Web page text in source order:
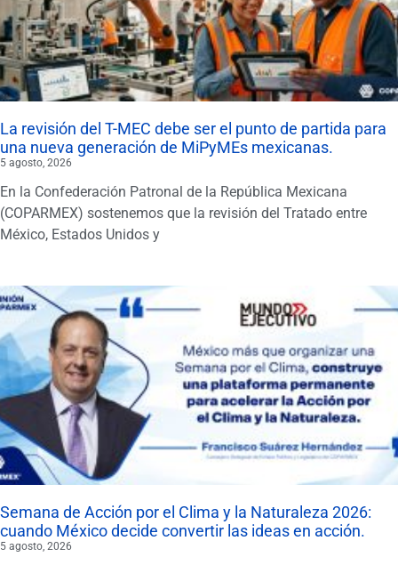
La revisión del T-MEC debe ser el punto de partida para
una nueva generación de MiPyMEs mexicanas.
5 agosto, 2026
En la Confederación Patronal de la República Mexicana
(COPARMEX) sostenemos que la revisión del Tratado entre
México, Estados Unidos y
Semana de Acción por el Clima y la Naturaleza 2026:
cuando México decide convertir las ideas en acción.
5 agosto, 2026